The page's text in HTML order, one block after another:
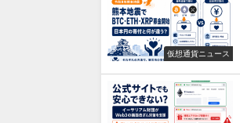
仮想通貨ニュース